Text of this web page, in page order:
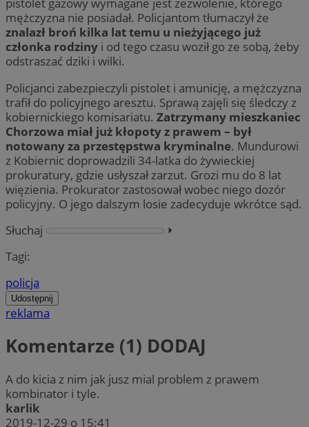
pistolet gazowy wymagane jest zezwolenie, którego
mężczyzna nie posiadał. Policjantom tłumaczył że
znalazł broń kilka lat temu u nieżyjącego już
członka rodziny i od tego czasu woził go ze sobą, żeby
odstraszać dziki i wilki.
Policjanci zabezpieczyli pistolet i amunicję, a mężczyzna
trafił do policyjnego aresztu. Sprawą zajęli się śledczy z
kobiernickiego komisariatu. Zatrzymany mieszkaniec
Chorzowa miał już kłopoty z prawem – był
notowany za przestępstwa kryminalne. Mundurowi
z Kobiernic doprowadzili 34-latka do żywieckiej
prokuratury, gdzie usłyszał zarzut. Grozi mu do 8 lat
więzienia. Prokurator zastosował wobec niego dozór
policyjny. O jego dalszym losie zadecyduje wkrótce sąd.
Słuchaj
⏵︎
Tagi:
policja
Udostępnij
reklama
Komentarze (1) DODAJ
A do kicia z nim jak jusz mial problem z prawem
kombinator i tyle.
karlik
2019-12-29 o 15:41